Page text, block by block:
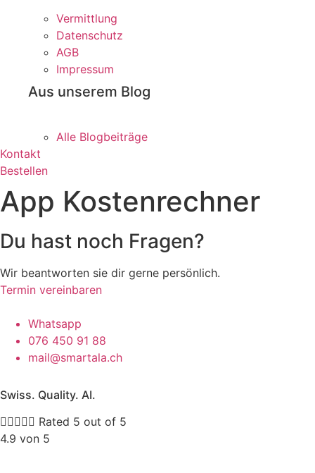
Vermittlung
Datenschutz
AGB
Impressum
Aus unserem Blog
Alle Blogbeiträge
Kontakt
Bestellen
App Kostenrechner
Du hast noch Fragen?​
Wir beantworten sie dir gerne persönlich.
Termin vereinbaren
Whatsapp
076 450 91 88
mail@smartala.ch
Swiss. Quality. AI.
 Rated 5 out of 5
4.9 von 5